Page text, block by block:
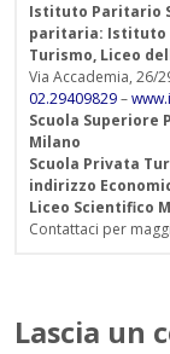
Istituto Paritario
paritaria: Istituto
Turismo, Liceo
Via Accademia, 26/
02.29409829–
Scuola Superiore
Milano
Scuola Privata
indirizzo
Liceo Scientifico
Contattaci per
Lascia un